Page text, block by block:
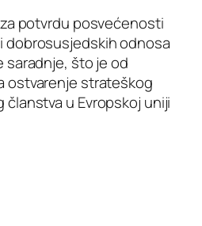
potvrdu posvećenosti
dobrosusjedskih odnosa
saradnje, što je od
ostvarenje strateškog
članstva u Evropskoj uniji